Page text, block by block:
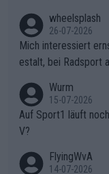
Zögerlichkeit von
ntscheidende
um Gelben Trikot
t VentouxDie
ser Phase darauf,
achführarbeit leistet,
r Pokereinsatz:
elbst zuzufahren,
arbeit
enau diese
ganze Team auch
olg teilzuhaben, ist
chen weit über den
wheelsplash
26-07-2026
Mich interessiert
estalt, bei Radsport
Wurm
15-07-2026
Auf Sport1 läuft
V?
FlyingWvA
14-07-2026